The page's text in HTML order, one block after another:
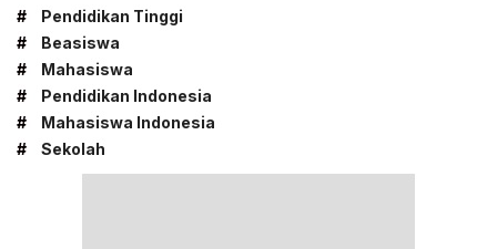
#
Pendidikan Tinggi
#
Beasiswa
#
Mahasiswa
#
Pendidikan Indonesia
#
Mahasiswa Indonesia
#
Sekolah